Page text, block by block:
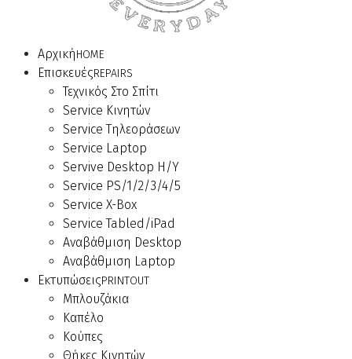
ΑρχικήHOME
ΕπισκευέςREPAIRS
Τεχνικός Στο Σπίτι
Service Κινητών
Service Τηλεοράσεων
Service Laptop
Servive Desktop Η/Υ
Service PS/1/2/3/4/5
Service X-Box
Service Tabled/iPad
Αναβάθμιση Desktop
Αναβάθμιση Laptop
ΕκτυπώσειςPRINTOUT
Μπλουζάκια
Καπέλο
Κούπες
Θήκες Κινητών